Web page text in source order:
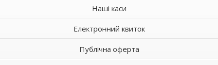
Наші каси
Електронний квиток
Публічна оферта